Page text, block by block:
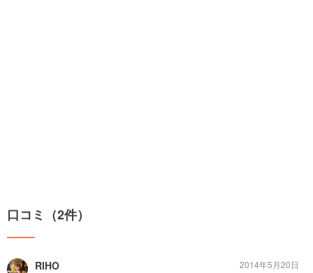
口コミ（2件）
RIHO
2014年5月20日